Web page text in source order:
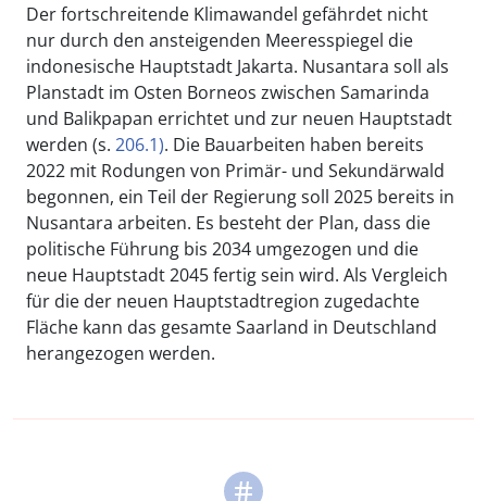
Der fortschreitende Klimawandel gefährdet nicht
nur durch den ansteigenden Meeresspiegel die
indonesische Hauptstadt Jakarta. Nusantara soll als
Planstadt im Osten Borneos zwischen Samarinda
und Balikpapan errichtet und zur neuen Hauptstadt
werden (s. 206.1). Die Bauarbeiten haben bereits
2022 mit Rodungen von Primär- und Sekundärwald
begonnen, ein Teil der Regierung soll 2025 bereits in
Nusantara arbeiten. Es besteht der Plan, dass die
politische Führung bis 2034 umgezogen und die
neue Hauptstadt 2045 fertig sein wird. Als Vergleich
für die der neuen Hauptstadtregion zugedachte
Fläche kann das gesamte Saarland in Deutschland
herangezogen werden.